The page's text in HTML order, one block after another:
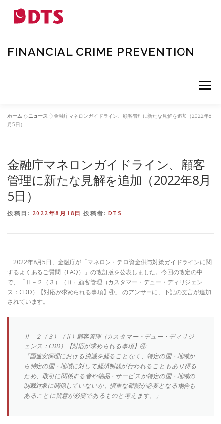
FINANCIAL CRIME PREVENTION
メニュー
TOP
当社について
ホーム »ニュース »金融庁マネロンガイドライン、顧客管理に新たな見解を追加（2022年8
月5日）
金融庁マネロンガイドライン、顧客
管理に新たな見解を追加（2022年8月
5日）
投稿日: 2022年8月18日 投稿者: DTS
2022年8月5日、金融庁が「マネロン・テロ資金供与対策ガイドラインに関
するよくあるご質問（FAQ）」の改訂版を公表しました。今回の改定の中
で、「Ⅱ－２（３）（ⅱ）顧客管理（カスタマー・デュー・ディリジェン
ス：CDD）【対応が求められる事項】④」 のアンサーに、下記の文言が追加
されています。
Ⅱ－２（３）（ⅱ）顧客管理（カスタマー・デュー・ディリジ
ェンス：CDD）【対応が求められる事項】④
「国連安保理における決議を経ることなく、特定の国・地域か
ら特定の国・地域に対して経済制裁が行われることもあり得る
ため、取引に関係する者や物品・サービスが特定の国・地域の
制裁対象に関係していないか、慎重な確認が必要となる場合も
あることに留意が必要であるものと考えます。」